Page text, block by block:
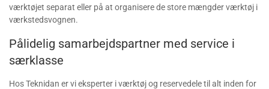
værktøjet separat eller på at organisere de store mængder værktøj i
værkstedsvognen.
Pålidelig samarbejdspartner med service i
særklasse
Hos Teknidan er vi eksperter i værktøj og reservedele til alt inden for